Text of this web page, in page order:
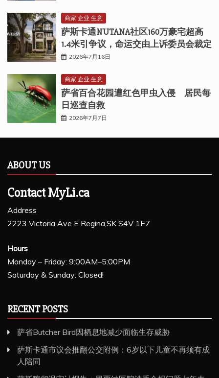
商家 企业 生意
萨斯卡通NUTANA社区160万豪宅超高
1.4米引争议，命运交由上诉委员会裁定
2026年7月16日
商家 企业 生意
萨省百合花园遭红色甲虫入侵 居民每
日巡查自救
2026年7月7日
ABOUT US
Contact MyLi.ca
Address
2223 Victoria Ave E Regina,SK S4V 1E7
Hours
Monday – Friday: 9:00AM–5:00PM
Saturday & Sunday: Closed!
RECENT POSTS
萨省Butcher Bird因栖息地减少面临生存威胁
萨斯卡通市议会推翻公交附例：6岁以下儿童不再须有成
人陪同